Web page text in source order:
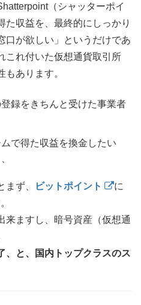
（シャッターポイ
た収益を、最終的にしっかり
口が欲しい」というだけであ
これ付いた仮想通貨取引所
あります。
録をきちんと受けた事業者
で得た収益を換金したい
ず、 ビットポイント
に
来ますし、暗号資産（仮想通
、と、国内トップクラスのス